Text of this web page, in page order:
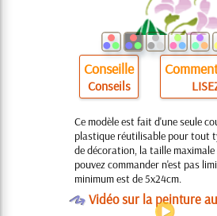
Conseille
Conseils
Ce modèle est fait d'une seule
plastique réutilisable pour tout
de décoration, la taille maximale
pouvez commander n'est pas
minimum est de 5x24cm.
OVidéo sur la peinture